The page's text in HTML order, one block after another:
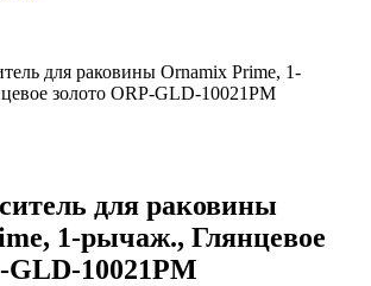
для раковины Ornamix Prime, 1-
золото ORP-GLD-10021PM
для раковины
1-рычаж., Глянцевое
GLD-10021PM